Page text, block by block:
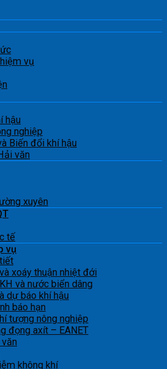
vụ
hậu
nghiệp
Biến đổi khí hậu
văn
xuyên
tế
vụ
xoáy thuận nhiệt đới
và nước biển dâng
dự báo khí hậu
báo hạn
tượng nông nghiệp
đọng axít – EANET
không khí